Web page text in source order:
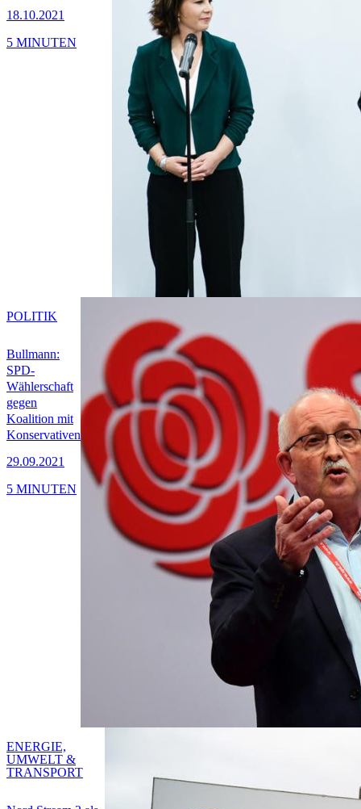
18.10.2021
5 MINUTEN
Bullmann:
SPD-
Wählerschaft
gegen
Koalition mit
Konservativen
29.09.2021
POLITIK
5 MINUTEN
ENERGIE,
UMWELT &
TRANSPORT